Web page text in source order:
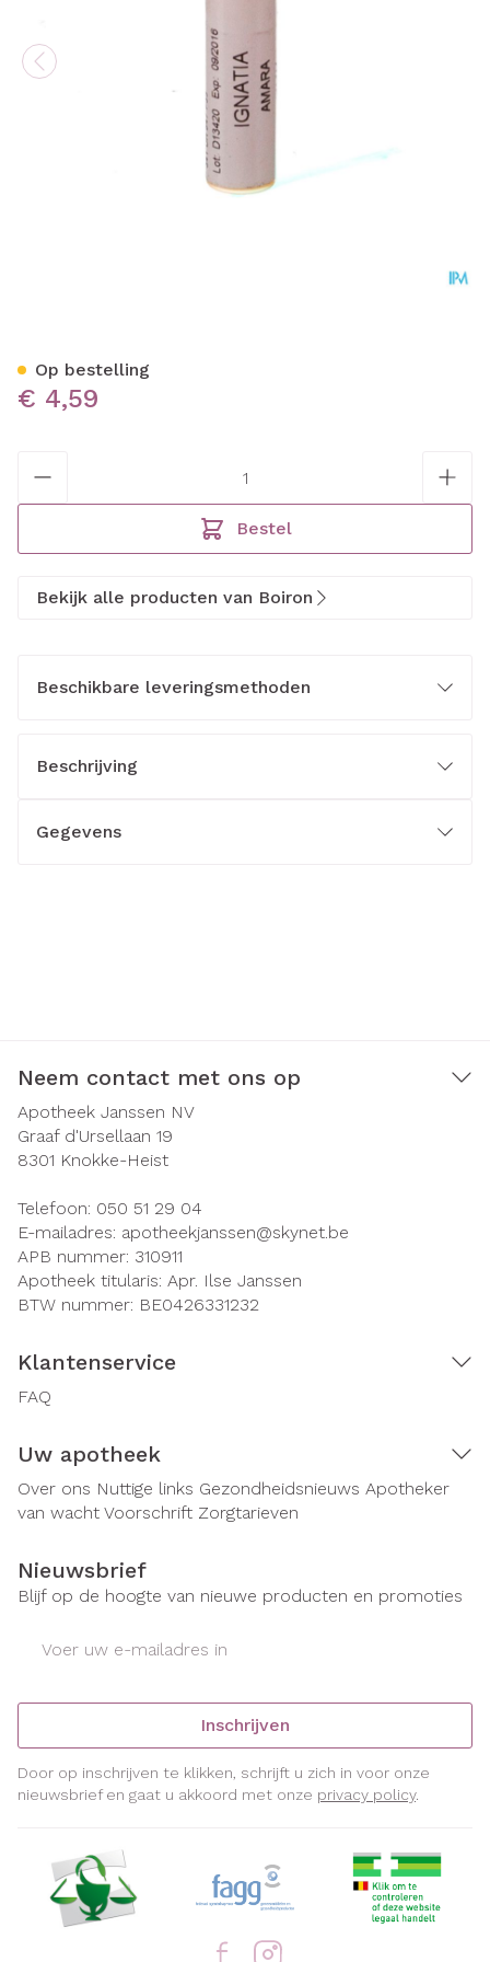
€ 4,59
Bestel
Op bestelling
Bekijk alle producten van Boiron
Beschikbare leveringsmethoden
Beschrijving
Gegevens
Neem contact met ons op
Apotheek Janssen NV
Graaf d'Ursellaan 19
8301 Knokke-Heist
Telefoon: 050 51 29 04
E-mailadres: apotheekjanssen@skynet.be
APB nummer: 310911
Apotheek titularis: Apr. Ilse Janssen
BTW nummer: BE0426331232
Klantenservice
FAQ
Uw apotheek
Over ons Nuttige links Gezondheidsnieuws Apotheker
van wacht Voorschrift Zorgtarieven
Nieuwsbrief
Blijf op de hoogte van nieuwe producten en promoties
Inschrijven
Door op inschrijven te klikken, schrijft u zich in voor onze
nieuwsbrief en gaat u akkoord met onze privacy policy.